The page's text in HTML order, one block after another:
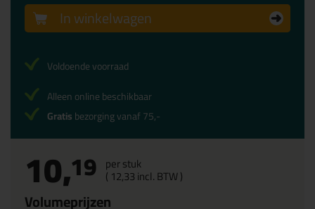
10,19 per stuk
( 12,33incl. BTW )
Volumeprijzen
In winkelwagen
Voldoende voorraad
Alleen online beschikbaar
Gratisbezorging vanaf 75,-